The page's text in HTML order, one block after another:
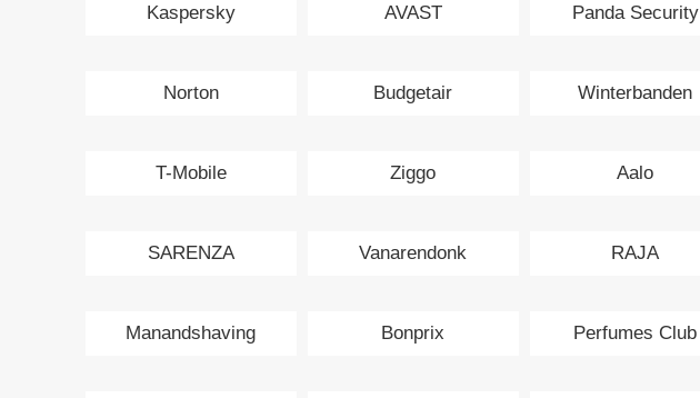
Kaspersky AVAST Panda Security
Norton Budgetair Winterbanden
T-Mobile Ziggo Aalo
SARENZA Vanarendonk RAJA
Manandshaving Bonprix Perfumes Club